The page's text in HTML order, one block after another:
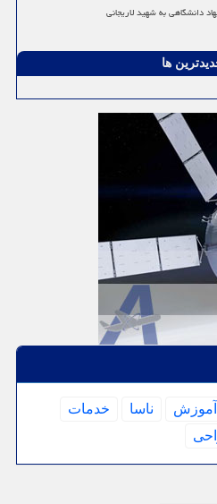
دانشگاهی به شهید لاریجانی
ها
آموزش ناسا
خدمات